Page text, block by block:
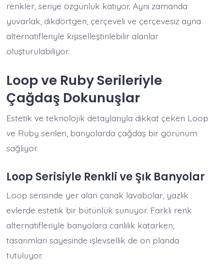
renkler, seriye özgünlük katıyor. Aynı zamanda
yuvarlak, dikdörtgen, çerçeveli ve çerçevesiz ayna
alternatifleriyle kişiselleştirilebilir alanlar
oluşturulabiliyor.
Loop ve Ruby Serileriyle
Çağdaş Dokunuşlar
Estetik ve teknolojik detaylarıyla dikkat çeken Loop
ve Ruby serileri, banyolarda çağdaş bir görünüm
sağlıyor.
Loop Serisiyle Renkli ve Şık Banyolar
Loop serisinde yer alan çanak lavabolar, yazlık
evlerde estetik bir bütünlük sunuyor. Farklı renk
alternatifleriyle banyolara canlılık katarken,
tasarımları sayesinde işlevsellik de ön planda
tutuluyor.